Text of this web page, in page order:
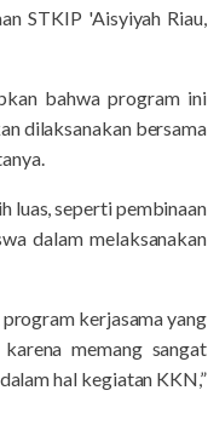
STKIP 'Aisyiyah Riau,
bahwa program ini
dilaksanakan bersama
luas, seperti pembinaan
dalam melaksanakan
kerjasama yang
memang sangat
hal kegiatan KKN,”